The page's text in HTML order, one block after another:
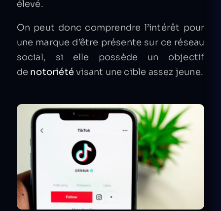
élevé.
On peut donc comprendre l’intérêt pour
une marque d’être présente sur ce réseau
social, si elle possède un objectif
de notoriétévisant une cible assez jeune.